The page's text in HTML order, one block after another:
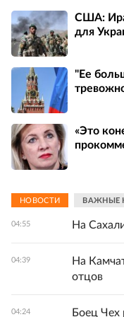
США:
для
"Ее
«Это
НОВОСТИ ВАЖНЫЕ
04:55 На
04:39
На
отцов
04:24 Боец Чех